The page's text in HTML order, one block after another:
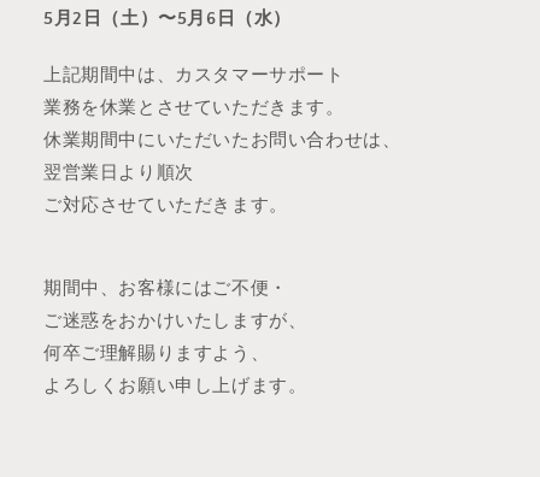
5月2日（土）〜5月6日（水）
上記期間中は、カスタマーサポート
業務を休業とさせていただきます。
休業期間中にいただいたお問い合わせは、
翌営業日より順次
ご対応させていただきます。
期間中、お客様にはご不便・
ご迷惑をおかけいたしますが、
何卒ご理解賜りますよう、
よろしくお願い申し上げます。